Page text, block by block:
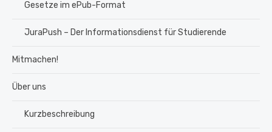
Gesetze im ePub-Format
JuraPush – Der Informationsdienst für Studierende
Mitmachen!
Über uns
Kurzbeschreibung